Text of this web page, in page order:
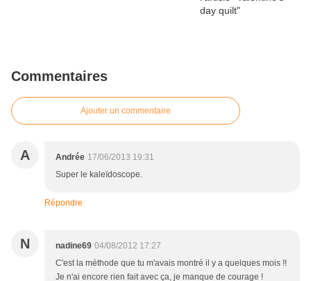
Commentaires
Ajouter un commentaire
A Andrée 17/06/2013 19:31
Super le kaleïdoscope.
Répondre
N nadine69 04/08/2012 17:27
C'est la méthode que tu m'avais montré il y a quelques mois !!
Je n'ai encore rien fait avec ça, je manque de courage !